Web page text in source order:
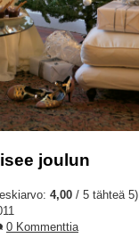
joulun
4,00 / 5 tähteä 5)
0 Kommenttia